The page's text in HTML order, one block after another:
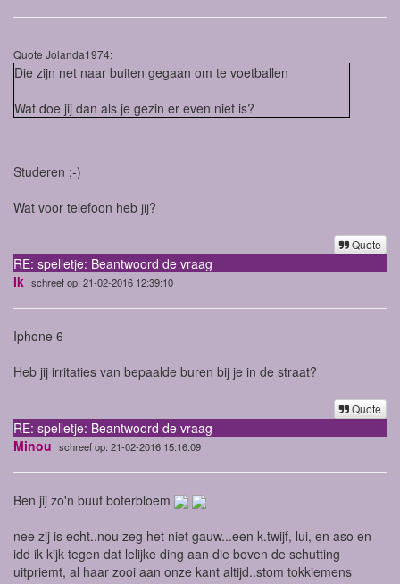
Quote Jolanda1974:
Die zijn net naar buiten gegaan om te voetballen
Wat doe jij dan als je gezin er even niet is?
Studeren ;-)
Wat voor telefoon heb jij?
Quote
RE: spelletje: Beantwoord de vraag
Ik schreef op: 21-02-2016 12:39:10
Iphone 6
Heb jij irritaties van bepaalde buren bij je in de straat?
Quote
RE: spelletje: Beantwoord de vraag
Minou schreef op: 21-02-2016 15:16:09
Ben jij zo'n buuf boterbloem
nee zij is echt..nou zeg het niet gauw...een k.twijf, lui, en aso en
idd ik kijk tegen dat lelijke ding aan die boven de schutting
uitpriemt, al haar zooi aan onze kant altijd..stom tokkiemens